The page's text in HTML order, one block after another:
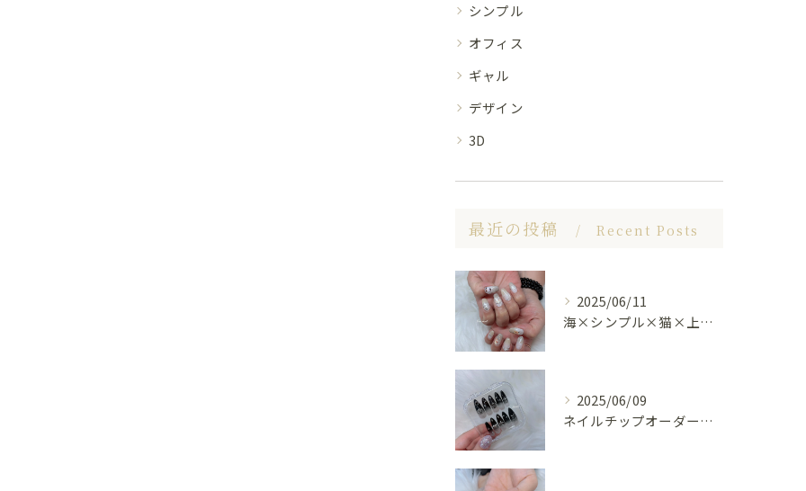
シンプル
オフィス
ギャル
デザイン
3D
最近の投稿 Recent Posts
2025/06/11
海×シンプル×猫×上品 nail🐈🐚✨
2025/06/09
ネイルチップオーダー受け付けてます😊🤍